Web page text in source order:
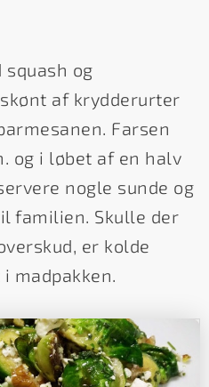
og
af krydderurter
Farsen
og i løbet af en halv
nogle sunde og
familien. Skulle der
er kolde
madpakken.